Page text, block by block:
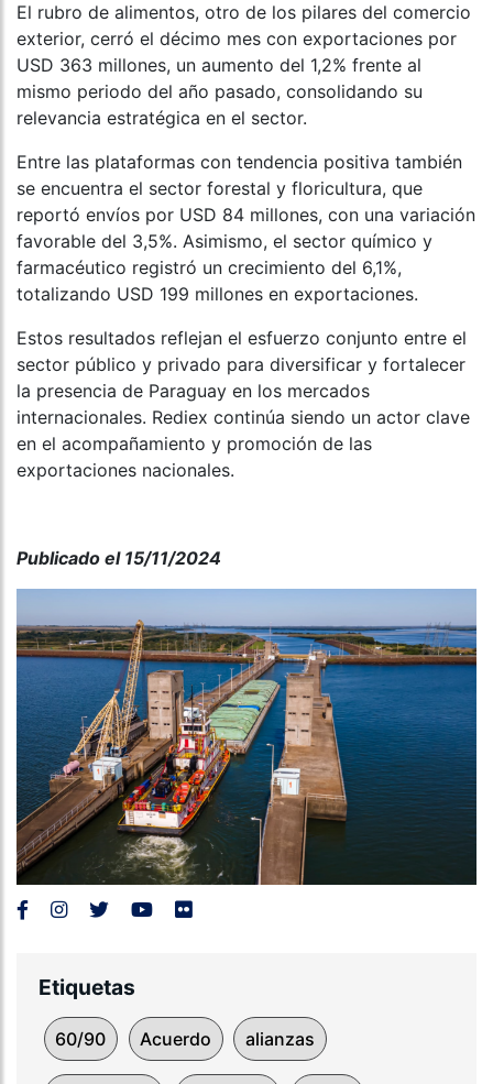
El rubro de alimentos, otro de los pilares del comercio
exterior, cerró el décimo mes con exportaciones por
USD 363 millones, un aumento del 1,2% frente al
mismo periodo del año pasado, consolidando su
relevancia estratégica en el sector.
Entre las plataformas con tendencia positiva también
se encuentra el sector forestal y floricultura, que
reportó envíos por USD 84 millones, con una variación
favorable del 3,5%. Asimismo, el sector químico y
farmacéutico registró un crecimiento del 6,1%,
totalizando USD 199 millones en exportaciones.
Estos resultados reflejan el esfuerzo conjunto entre el
sector público y privado para diversificar y fortalecer
la presencia de Paraguay en los mercados
internacionales. Rediex continúa siendo un actor clave
en el acompañamiento y promoción de las
exportaciones nacionales.
Publicado el 15/11/2024
Etiquetas
60/90 Acuerdo alianzas